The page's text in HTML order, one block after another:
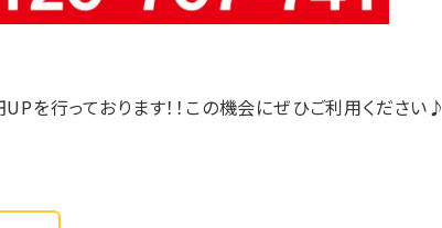
を行っております！！この機会にぜひご利用くださ